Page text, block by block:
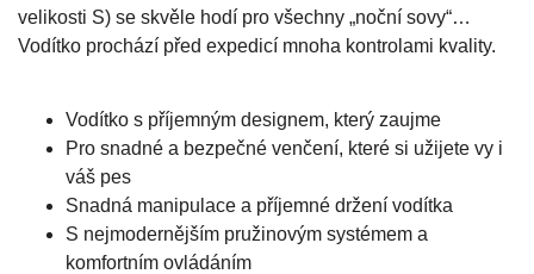
velikosti S) se skvěle hodí pro všechny „noční sovy“…
Vodítko prochází před expedicí mnoha kontrolami kvality.
Vodítko s příjemným designem, který zaujme
Pro snadné a bezpečné venčení, které si užijete vy i
váš pes
Snadná manipulace a příjemné držení vodítka
S nejmodernějším pružinovým systémem a
komfortním ovládáním